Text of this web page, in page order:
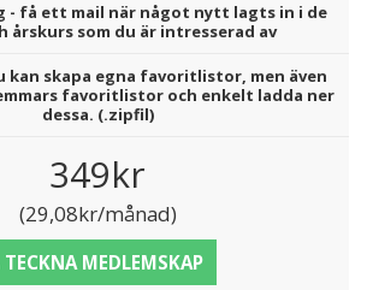
- få ett mail när något nytt lagts in i de
årskurs som du är intresserad av
kan skapa egna favoritlistor, men även
favoritlistor och enkelt ladda ner
dessa. (.zipfil)
349kr
(29,08kr/månad)
TECKNA MEDLEMSKAP